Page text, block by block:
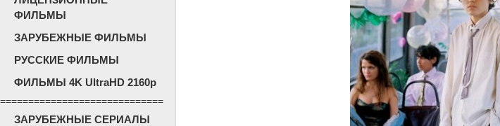
ФИЛЬМЫ
ЗАРУБЕЖНЫЕ ФИЛЬМЫ
РУССКИЕ ФИЛЬМЫ
ФИЛЬМЫ 4K UltraHD 2160p
=============================
ЗАРУБЕЖНЫЕ СЕРИАЛЫ